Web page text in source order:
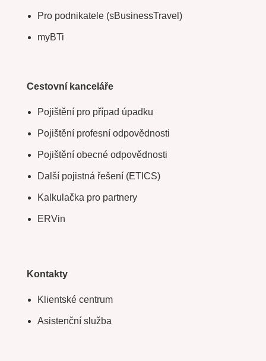
Pro podnikatele (sBusinessTravel)
myBTi
Cestovní kanceláře
Pojištění pro případ úpadku
Pojištění profesní odpovědnosti
Pojištění obecné odpovědnosti
Další pojistná řešení (ETICS)
Kalkulačka pro partnery
ERVin
Kontakty
Klientské centrum
Asistenční služba